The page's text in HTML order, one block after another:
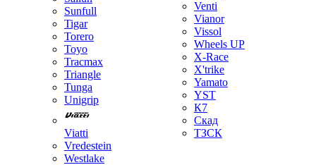
Sunfull
Tigar
Torero
Toyo
Tracmax
Triangle
Tunga
Unigrip
Viatti
Vredestein
Westlake
Venti
Vianor
Vissol
Wheels UP
X-Race
X'trike
Yamato
YST
К7
Скад
ТЗСК